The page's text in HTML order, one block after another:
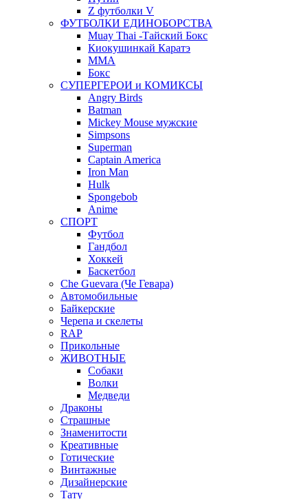
Z футболки V
ФУТБОЛКИ ЕДИНОБОРСТВА
Muay Thai -Тайский Бокс
Киокушинкай Каратэ
MMA
Бокс
СУПЕРГЕРОИ и КОМИКСЫ
Angry Birds
Batman
Mickey Mouse мужские
Simpsons
Superman
Captain America
Iron Man
Hulk
Spongebob
Anime
СПОРТ
Футбол
Гандбол
Хоккей
Баскетбол
Che Guevara (Че Гевара)
Автомобильные
Байкерские
Черепа и скелеты
RAP
Прикольные
ЖИВОТНЫЕ
Собаки
Волки
Медведи
Драконы
Страшные
Знаменитости
Креативные
Готические
Винтажные
Дизайнерские
Тату